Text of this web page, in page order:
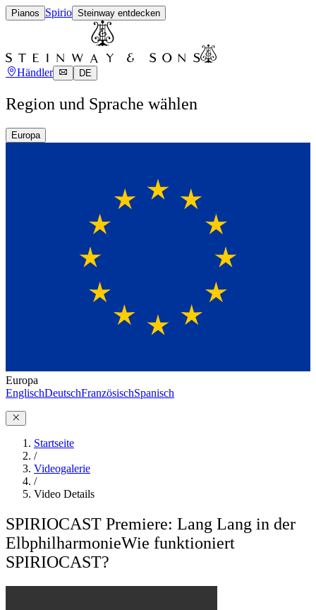
Pianos Spirio Steinway entdecken
Händler DE
Region und Sprache wählen
Europa
Europa
EnglischDeutschFranzösischSpanisch
Startseite
/
Videogalerie
/
Video Details
SPIRIOCAST Premiere: Lang Lang in der
ElbphilharmonieWie funktioniert
SPIRIOCAST?